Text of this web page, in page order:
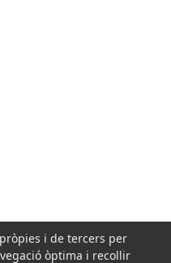
i de tercers per
òptima i recollir